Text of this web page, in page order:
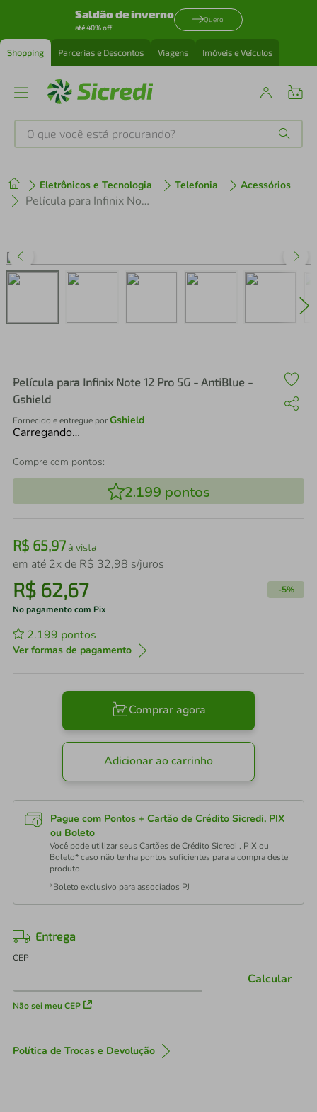
Saldão de inverno
até 40% off
Quero
Shopping Parcerias e Descontos Viagens Imóveis e Veículos
O que você está procurando?
Eletrônicos e Tecnologia Telefonia Acessórios
Película para Infinix Note 12 Pro 5G - AntiBlue - Gshield
Película para Infinix Note 12 Pro 5G - AntiBlue -
Gshield
Fornecido e entregue porGshield
Carregando…
Compre com pontos:
2.199 pontos
R$ 65,97à vista
em até 2x de R$ 32,98 s/juros
R$ 62,67 -5%
No pagamento com Pix
2.199 pontos
Ver formas de pagamento
Comprar agora
Adicionar ao carrinho
Pague com Pontos + Cartão de Crédito Sicredi, PIX
ou Boleto
Você pode utilizar seus Cartões de Crédito Sicredi , PIX ou
Boleto* caso não tenha pontos suficientes para a compra deste
produto.
*Boleto exclusivo para associados PJ
Entrega
CEP
Não sei meu CEP
Calcular
Política de Trocas e Devolução
1º tenis
perfume